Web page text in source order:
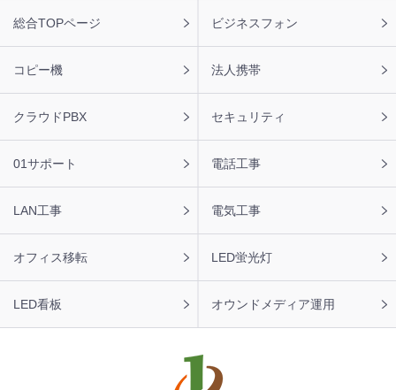
した。ありがとうございます。
2026年8月6日 11:47
【福岡県】コピー機 RICOH 導入のお問い合わせを頂きま
た。ありがとうございます。
ッ
タ
総合TOPページ ビジネスフォン
コピー機 法人携帯
クラウドPBX セキュリティ
01サポート 電話工事
LAN工事 電気工事
オフィス移転 LED蛍光灯
LED看板 オウンドメディア運用